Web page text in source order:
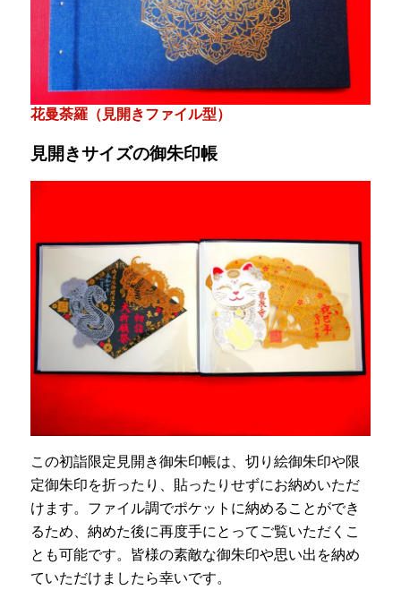
花曼荼羅（見開きファイル型）
見開きサイズの御朱印帳
この初詣限定見開き御朱印帳は、切り絵御朱印や限
定御朱印を折ったり、貼ったりせずにお納めいただ
けます。ファイル調でポケットに納めることができ
るため、納めた後に再度手にとってご覧いただくこ
とも可能です。皆様の素敵な御朱印や思い出を納め
ていただけましたら幸いです。